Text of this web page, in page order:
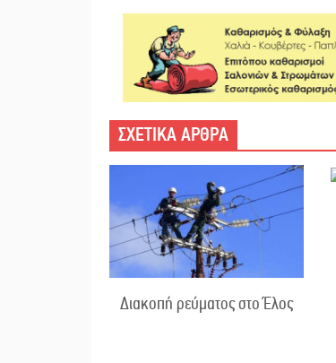
ΣΧΕΤΙΚΑ ΑΡΘΡΑ
Διακοπή ρεύματος στο Έλος